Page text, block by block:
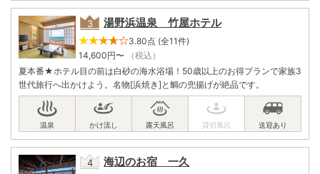
湯野浜温泉 竹屋ホテル
3.80点 (全11件)
14,600円〜
（税込）
夏本番★ホテル目の前は白砂の海水浴場！50歳以上のお得プランで家族3
世代旅行へ出かけよう。名物[浜焼き]と鯛の兜揚げが絶品です。
海辺のお宿 一久